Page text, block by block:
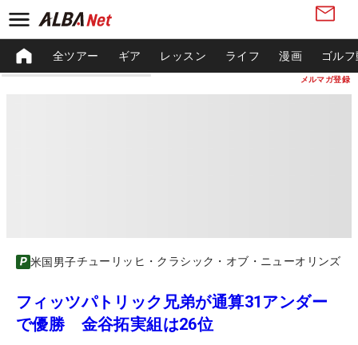
メルマガ登録
全ツアー ギア レッスン ライフ 漫画 ゴル
米国男子チューリッヒ・クラシック・オブ・ニューオリンズ
フィッツパトリック兄弟が通算31アンダー
で優勝 金谷拓実組は26位